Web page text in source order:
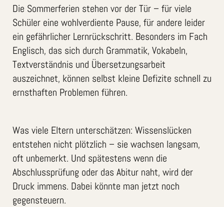
Die Sommerferien stehen vor der Tür – für viele
Schüler eine wohlverdiente Pause, für andere leider
ein gefährlicher Lernrückschritt. Besonders im Fach
Englisch, das sich durch Grammatik, Vokabeln,
Textverständnis und Übersetzungsarbeit
auszeichnet, können selbst kleine Defizite schnell zu
ernsthaften Problemen führen.
Was viele Eltern unterschätzen: Wissenslücken
entstehen nicht plötzlich – sie wachsen langsam,
oft unbemerkt. Und spätestens wenn die
Abschlussprüfung oder das Abitur naht, wird der
Druck immens. Dabei könnte man jetzt noch
gegensteuern.